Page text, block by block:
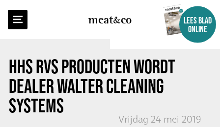
meatco
LEES BLAD
ONLINE
HHS RVS PRODUCTEN WORDT
DEALER WALTER CLEANING
SYSTEMS
Vrijdag 24 mei 2019
TERUG NAAR OVERZICHT